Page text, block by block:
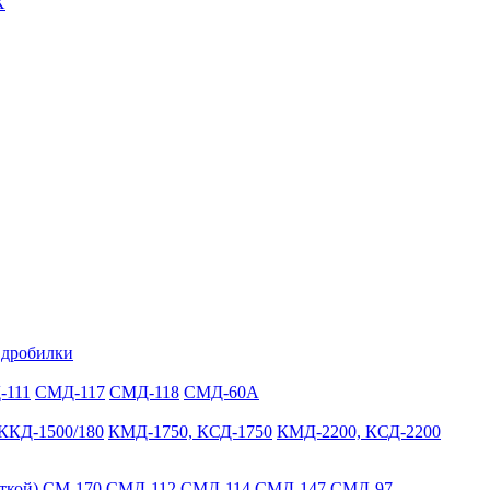
СМД-117 СМД-118 СМД-60А
1500/180 КМД-1750, КСД-1750 КМД-2200, КСД-2200